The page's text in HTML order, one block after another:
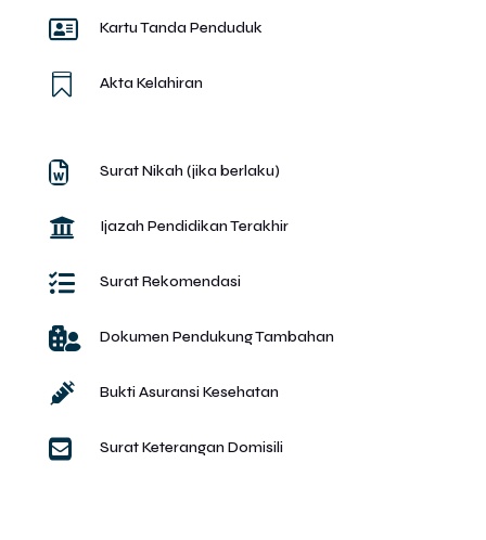
 Kartu Tanda Penduduk
 Akta Kelahiran
 Surat Nikah (jika berlaku)
 Ijazah Pendidikan Terakhir
 Surat Rekomendasi
 Dokumen Pendukung Tambahan
 Bukti Asuransi Kesehatan
 Surat Keterangan Domisili